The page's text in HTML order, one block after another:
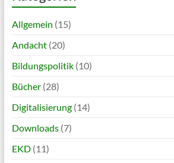
Allgemein (15)
Andacht(20)
Bildungspolitik(10)
Bücher(28)
Digitalisierung(14)
Downloads(7)
EKD(11)